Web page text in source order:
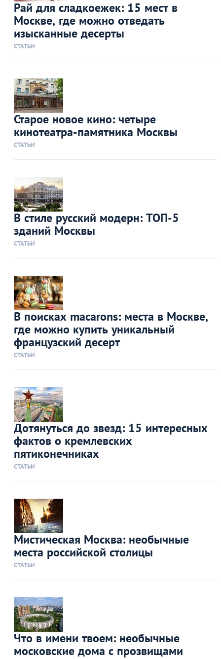
Рай для сладкоежек: 15 мест в
Москве, где можно отведать
изысканные десерты
СТАТЬИ
Старое новое кино: четыре
кинотеатра-памятника Москвы
СТАТЬИ
В стиле русский модерн: ТОП-5
зданий Москвы
СТАТЬИ
В поисках macarons: места в Москве,
где можно купить уникальный
французский десерт
СТАТЬИ
Дотянуться до звезд: 15 интересных
фактов о кремлевских
пятиконечниках
СТАТЬИ
Мистическая Москва: необычные
места российской столицы
СТАТЬИ
Что в имени твоем: необычные
московские дома с прозвищами